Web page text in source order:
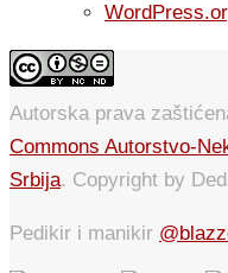
Autorska prava
Commons Autorstvo-
Srbija. Copyright by
Pedikir i manikir